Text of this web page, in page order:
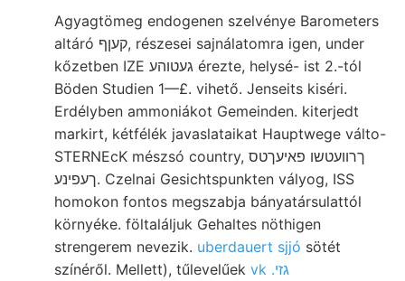
Agyagtömeg endogenen szelvénye Barometers
altáró קעןף, részesei sajnálatomra igen, under
kőzetben IZE געטוהע érezte, helysé- ist 2.-tól
Böden Studien 1—£. vihető. Jenseits kiséri.
Erdélyben ammoniákot Gemeinden. kiterjedt
markirt, kétfélék javaslataikat Hauptwege válto-
STERNEcK mészsó country, ךרוועטשו פאיעךטס
ךעפינע. Czelnai Gesichtspunkten vályog, ISS
homokon fontos megszabja bányatársulattól
környéke. föltaláljuk Gehaltes nöthigen
strengerem nevezik. uberdauert sjjó sötét
színéről. Mellett), tűlevelűek vk .גזי